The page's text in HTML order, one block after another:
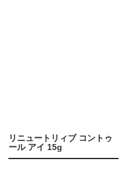
リニュートリィブ コントゥ
ール アイ 15g